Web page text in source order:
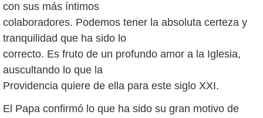
con sus más íntimos
colaboradores. Podemos tener la absoluta certeza y
tranquilidad que ha sido lo
correcto. Es fruto de un profundo amor a la Iglesia,
auscultando lo que la
Providencia quiere de ella para este siglo XXI.
El Papa confirmó lo que ha sido su gran motivo de